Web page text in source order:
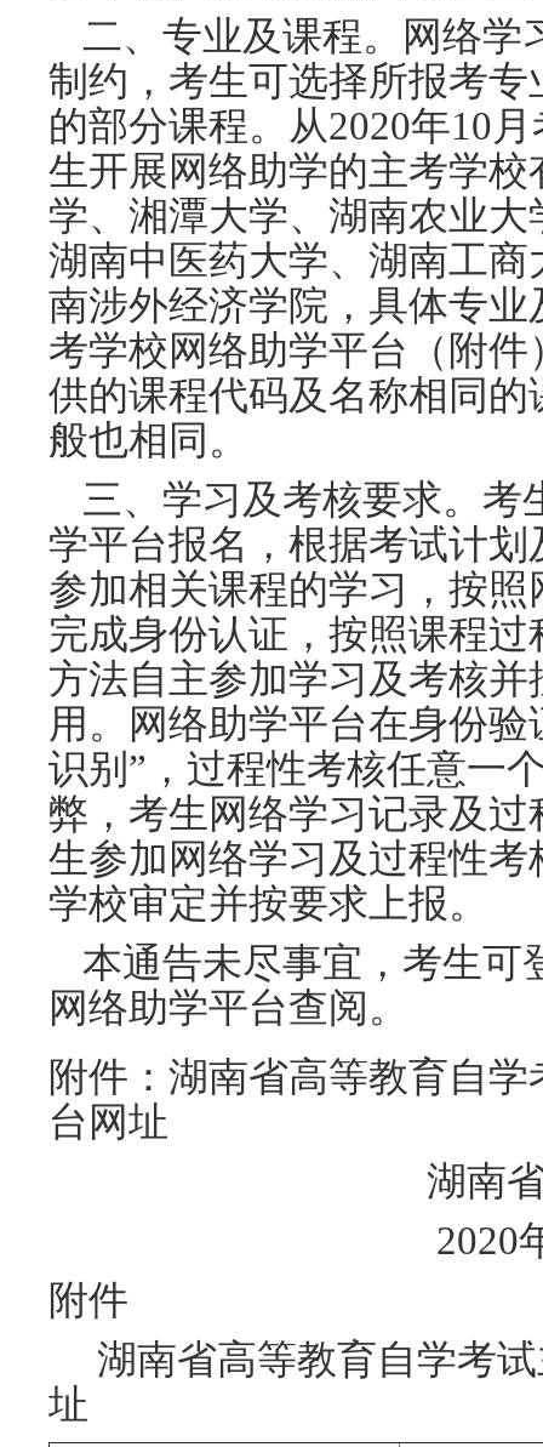
二、专业及课程。网络学
制约，考生可选择所报考
的部分课程。从2020年10
生开展网络助学的主考学校
学、湘潭大学、湖南农业
湖南中医药大学、湖南工
南涉外经济学院 ，具体专
考学校网络助学平台（附
供的课程代码及名称相同
般也相同。
三、学习及考核要求。考
学平台报名，根据考试计
参加相关课程的学习，按
完成身份认证，按照课程
方法自主参加学习及考核
用。网络助学平台在身份
识别”，过程性考核任意一
弊，考生网络学习记录及
生参加网络学习及过程性
学校审定并按要求上报。
本通告未尽事宜，考生可
网络助学平台查阅。
附件：湖南省高等教育自
台网址
湖南省自学考
2020年9月
附件
湖南省高等教育自学考试
址